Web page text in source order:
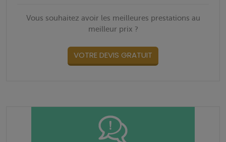
Vous souhaitez avoir les meilleures prestations au
meilleur prix ?
VOTRE DEVIS GRATUIT